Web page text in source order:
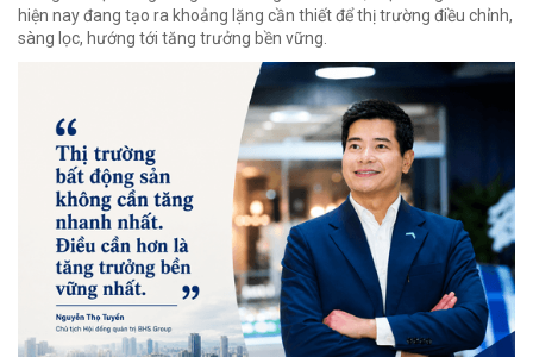
hiện nay đang tạo ra khoảng lặng cần thiết để thị trường điều chỉnh,
sàng lọc, hướng tới tăng trưởng bền vững.